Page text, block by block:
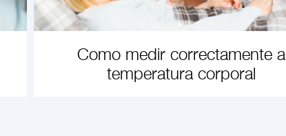
Como medir correctamente a
temperatura corporal